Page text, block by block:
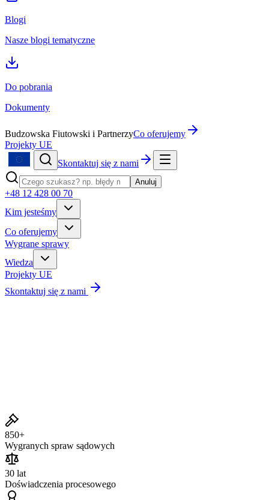
Blogi
Nasze blogi tematyczne
Do pobrania
Dokumenty
Budzowska Fiutowski i PartnerzyCo oferujemy
Projekty UE
Skontaktuj się z nami
Anuluj
+48 12 428 00 70
Kim jesteśmy
Co oferujemy
Wygrane sprawy
Wiedza
Projekty UE
Skontaktuj się z nami
850+
Wygranych spraw sądowych
30 lat
Doświadczenia procesowego